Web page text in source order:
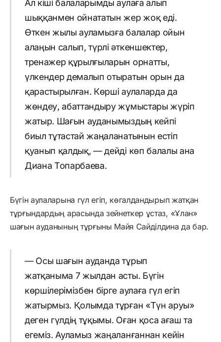
Ал кіші балаларымды аулаға алып
шыққанмен ойнататын жер жоқ еді.
Өткен жылы ауламызға балалар ойын
алаңын салып, түрлі әткеншектер,
тренажер құрылғыларын орнатты,
үлкендер демалып отыратын орын да
қарастырылған. Көрші аулаларда да
жөндеу, абаттандыру жұмыстары жүріп
жатыр. Шағын ауданымыздың кейпі
биыл тұтастай жаңаланатынын естіп
қуанып қалдық, — дейді көп балалы ана
Диана Топарбаева.
Бүгін аулаларына гүл егіп, көгалдандырып жатқан
тұрғындардың арасында зейнеткер ұстаз, «Ұлан»
шағын ауданының тұрғыны Майя Сайділдина да бар.
— Осы шағын ауданда тұрып
жатқаныма 7 жылдан асты. Бүгін
көршілерімізбен бірге аулаға гүл егіп
жатырмыз. Қолымда тұрған «Түн аруы»
деген гүлдің тұқымы. Оған қоса ағаш та
егеміз. Ауламыз жаңаланғаннан кейін